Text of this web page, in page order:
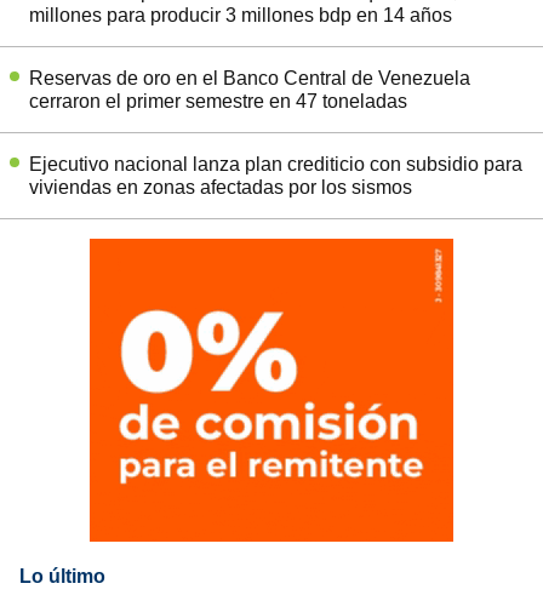
millones para producir 3 millones bdp en 14 años
Reservas de oro en el Banco Central de Venezuela
cerraron el primer semestre en 47 toneladas
Ejecutivo nacional lanza plan crediticio con subsidio para
viviendas en zonas afectadas por los sismos
Lo último